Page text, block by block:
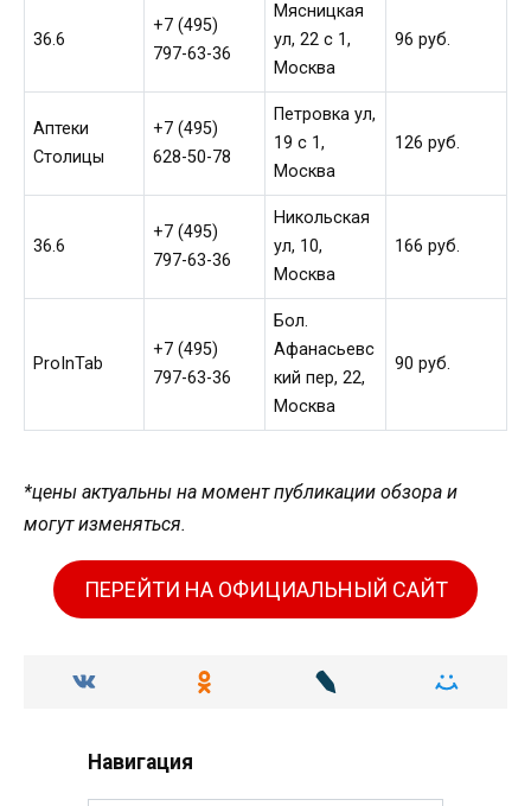
36.6
+7 (495)
797-63-36
Мясницкая
ул, 22 с 1,
Москва
96 руб.
Аптеки
Столицы
+7 (495)
628-50-78
Петровка ул,
19 с 1,
Москва
126 руб.
36.6
+7 (495)
797-63-36
Никольская
ул, 10,
Москва
166 руб.
ProInTab
+7 (495)
797-63-36
Бол.
Афанасьевс
кий пер, 22,
Москва
90 руб.
*цены актуальны на момент публикации обзора и
могут изменяться.
ПЕРЕЙТИ НА ОФИЦИАЛЬНЫЙ САЙТ
Навигация